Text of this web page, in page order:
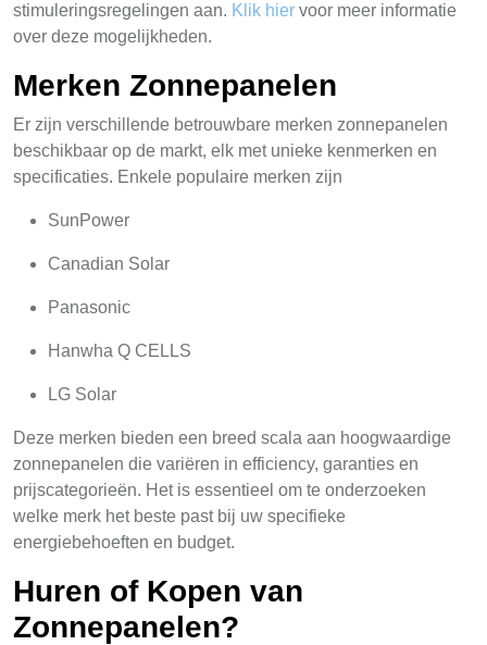
stimuleringsregelingen aan. Klik hier voor meer informatie
over deze mogelijkheden.
Merken Zonnepanelen
Er zijn verschillende betrouwbare merken zonnepanelen
beschikbaar op de markt, elk met unieke kenmerken en
specificaties. Enkele populaire merken zijn
SunPower
Canadian Solar
Panasonic
Hanwha Q CELLS
LG Solar
Deze merken bieden een breed scala aan hoogwaardige
zonnepanelen die variëren in efficiency, garanties en
prijscategorieën. Het is essentieel om te onderzoeken
welke merk het beste past bij uw specifieke
energiebehoeften en budget.
Huren of Kopen van
Zonnepanelen?